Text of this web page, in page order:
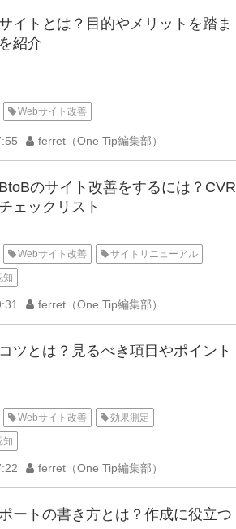
イトとは？目的やメリットを踏ま
紹介
Webサイト改善
ferret（One Tip編集部）
のサイト改善をするには？CVR
ェックリスト
Webサイト改善 サイトリニューアル
知
ferret（One Tip編集部）
ツとは？見るべき項目やポイント
Webサイト改善 効果測定
知
ferret（One Tip編集部）
ートの書き方とは？作成に役立つ